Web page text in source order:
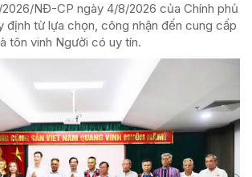
NĐ-CP ngày 4/8/2026 của Chính phủ
định từ lựa chọn, công nhận đến cung cấp
tôn vinh Người có uy tín.